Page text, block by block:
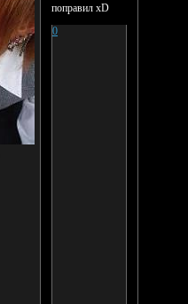
поправил xD
0